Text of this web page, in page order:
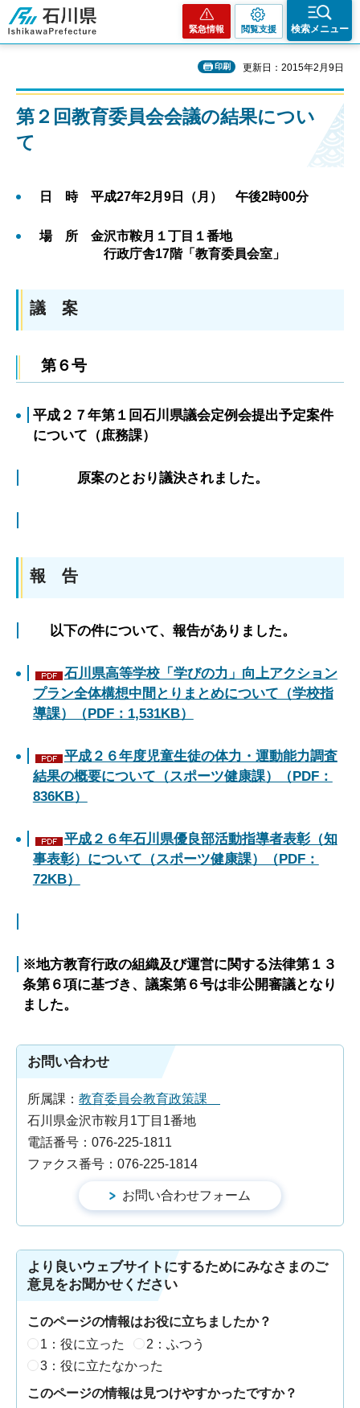
石川県
緊急情報 閲覧支援 検索メニュー
印刷 更新日：2015年2月9日
第２回教育委員会会議の結果につい
て
日 時 平成27年2月9日（月） 午後2時00分
場 所 金沢市鞍月１丁目１番地
行政庁舎17階「教育委員会室」
議 案
第６号
平成２７年第１回石川県議会定例会提出予定案件
について（庶務課）
原案のとおり議決されました。
報 告
以下の件について、報告がありました。
石川県高等学校「学びの力」向上アクション
プラン全体構想中間とりまとめについて（学校指
導課）（PDF：1,531KB）
平成２６年度児童生徒の体力・運動能力調査
結果の概要について（スポーツ健康課）（PDF：
836KB）
平成２６年石川県優良部活動指導者表彰（知
事表彰）について（スポーツ健康課）（PDF：
72KB）
※地方教育行政の組織及び運営に関する法律第１３
条第６項に基づき、議案第６号は非公開審議となり
ました。
お問い合わせ
所属課： 教育委員会教育政策課
石川県金沢市鞍月1丁目1番地
電話番号：076-225-1811
ファクス番号：076-225-1814
より良いウェブサイトにするためにみなさまのご
意見をお聞かせください
このページの情報はお役に立ちましたか？
1：役に立った
2：ふつう
3：役に立たなかった
このページの情報は見つけやすかったですか？